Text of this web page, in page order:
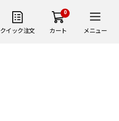
クイック注文
0
カート メニュー